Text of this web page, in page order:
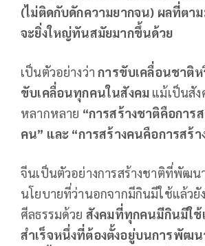
(ไม่ติดกับดักความยากจน) ผลที่ตา
จะยิ่งใหญ่ทันสมัยมากขึ้นด้วย
เป็นตัวอย่างว่าการขับเคลื่อนชาติ
ขับเคลื่อนทุกคนในสังคม แม้เป็นสั
หลากหลาย “การสร้างชาติคือการ
คน” และ “การสร้างคนคือการสร้า
จีนเป็นตัวอย่างการสร้างชาติที่พัฒน
นโยบายที่ว่านอกจากมีกินมีใช้แล้วยั
ศีลธรรมด้วย สังคมที่ทุกคนมีกินมีใ
สำเร็จหนึ่งที่ต้องตั้งอยู่บนการพัฒ